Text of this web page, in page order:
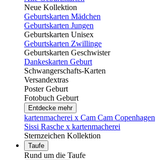
Neue Kollektion
Geburtskarten Mädchen
Geburtskarten Jungen
Geburtskarten Unisex
Geburtskarten Zwillinge
Geburtskarten Geschwister
Dankeskarten Geburt
Schwangerschafts-Karten
Versandextras
Poster Geburt
Fotobuch Geburt
Entdecke mehr
kartenmacherei x Cam Cam Copenhagen
Sissi Rasche x kartenmacherei
Sternzeichen Kollektion
Taufe
Rund um die Taufe